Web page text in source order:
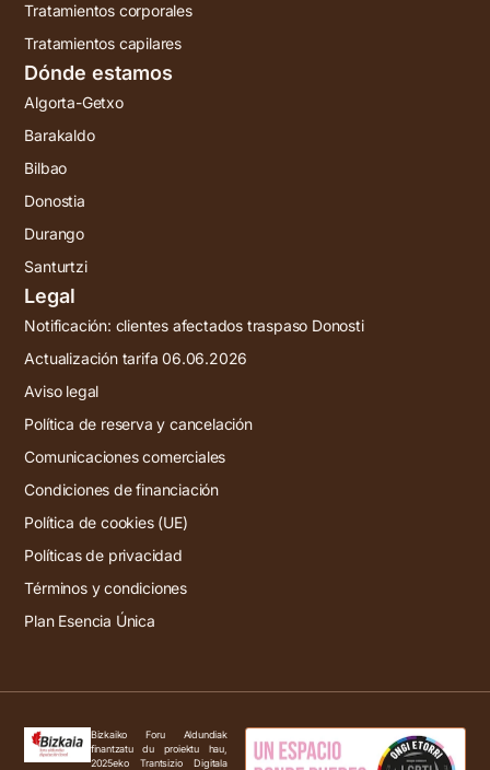
Tratamientos corporales
Tratamientos capilares
Dónde estamos
Algorta-Getxo
Barakaldo
Bilbao
Donostia
Durango
Santurtzi
Legal
Notificación: clientes afectados traspaso Donosti
Actualización tarifa 06.06.2026
Aviso legal
Política de reserva y cancelación
Comunicaciones comerciales
Condiciones de financiación
Política de cookies (UE)
Políticas de privacidad
Términos y condiciones
Plan Esencia Única
Bizkaiko Foru Aldundiak
finantzatu du proiektu hau,
2025eko Trantsizio Digitala